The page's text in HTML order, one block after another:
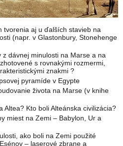
tvorenia aj u ďalších stavieb na
(napr. v Glastonbury, Stonehenge
dávnej minulosti na Marse a na
s rovnakými rozmermi,
znakmi ?
pyramíde v Egypte
života na Marse (v knihe
Altea? Kto boli Alteánska civilizácia?
miest na Zemi – Babylon, Ur a
ako boli na Zemi použité
– laserové zbrane a